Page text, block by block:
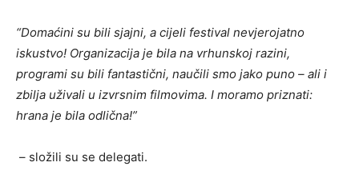
“Domaćini su bili sjajni, a cijeli festival nevjerojatno
iskustvo! Organizacija je bila na vrhunskoj razini,
programi su bili fantastični, naučili smo jako puno – ali i
zbilja uživali u izvrsnim filmovima. I moramo priznati:
hrana je bila odlična!”
– složili su se delegati.